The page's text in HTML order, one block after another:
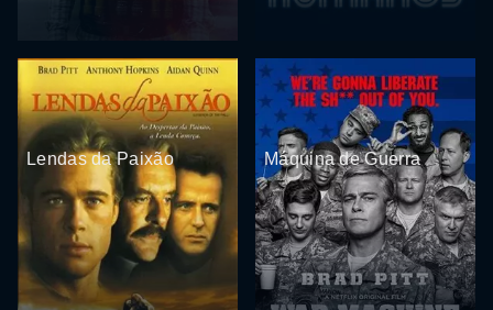
Lendas da Paixão Máquina de Guerra